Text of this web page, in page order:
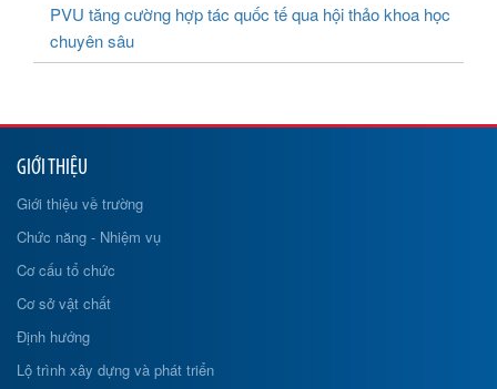
PVU tăng cường hợp tác quốc tế qua hội thảo khoa học
chuyên sâu
GIỚI THIỆU
Giới thiệu về trường
Chức năng - Nhiệm vụ
Cơ cấu tổ chức
Cơ sở vật chất
Định hướng
Lộ trình xây dựng và phát triển